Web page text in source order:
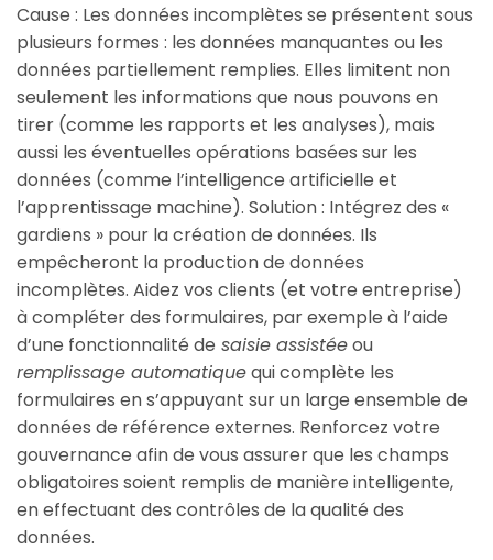
Cause : Les données incomplètes se présentent sous
plusieurs formes : les données manquantes ou les
données partiellement remplies. Elles limitent non
seulement les informations que nous pouvons en
tirer (comme les rapports et les analyses), mais
aussi les éventuelles opérations basées sur les
données (comme l’intelligence artificielle et
l’apprentissage machine). Solution : Intégrez des «
gardiens » pour la création de données. Ils
empêcheront la production de données
incomplètes. Aidez vos clients (et votre entreprise)
à compléter des formulaires, par exemple à l’aide
d’une fonctionnalité de saisie assistéeou
remplissage automatiquequi complète les
formulaires en s’appuyant sur un large ensemble de
données de référence externes. Renforcez votre
gouvernance afin de vous assurer que les champs
obligatoires soient remplis de manière intelligente,
en effectuant des contrôles de la qualité des
données.